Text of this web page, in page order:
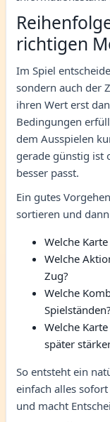
richtigen
Im Spiel
sondern auch der
ihren Wert erst
Bedingungen
dem Ausspielen
gerade günstig ist
besser passt.
Ein gutes
sortieren und
Welche
Welche
Zug?
Welche
Spielständen?
Welche
später
So entsteht ein
einfach alles
und macht